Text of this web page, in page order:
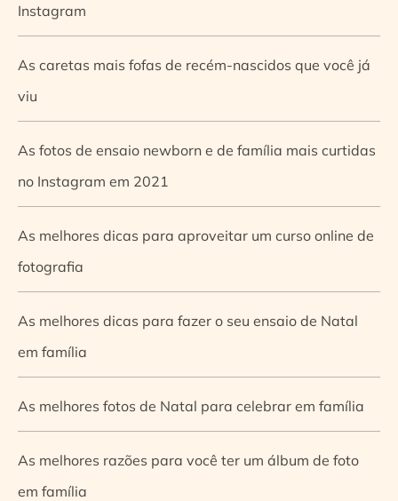
Instagram
As caretas mais fofas de recém-nascidos que você já
viu
As fotos de ensaio newborn e de família mais curtidas
no Instagram em 2021
As melhores dicas para aproveitar um curso online de
fotografia
As melhores dicas para fazer o seu ensaio de Natal
em família
As melhores fotos de Natal para celebrar em família
As melhores razões para você ter um álbum de foto
em família